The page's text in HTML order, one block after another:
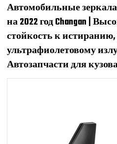
Автомобильные
на 2022 год Changan |
стойкость к
ультрафиолетовому
Автозапчасти для кузова